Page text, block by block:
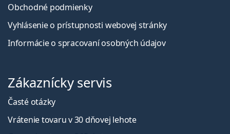
Obchodné podmienky
Vyhlásenie o prístupnosti webovej stránky
Informácie o spracovaní osobných údajov
Zákaznícky servis
Časté otázky
Vrátenie tovaru v 30 dňovej lehote